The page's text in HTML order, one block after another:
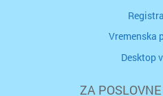
Vremenska
Desktop
ZA